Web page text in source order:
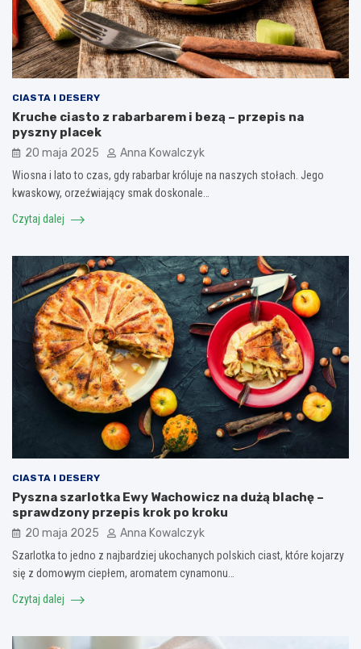
CIASTA I DESERY
Kruche ciasto z rabarbarem i bezą – przepis na
pyszny placek
20 maja 2025 Anna Kowalczyk
Wiosna i lato to czas, gdy rabarbar króluje na naszych stołach. Jego
kwaskowy, orzeźwiający smak doskonale…
Czytaj dalej
CIASTA I DESERY
Pyszna szarlotka Ewy Wachowicz na dużą blachę –
sprawdzony przepis krok po kroku
20 maja 2025 Anna Kowalczyk
Szarlotka to jedno z najbardziej ukochanych polskich ciast, które kojarzy
się z domowym ciepłem, aromatem cynamonu…
Czytaj dalej